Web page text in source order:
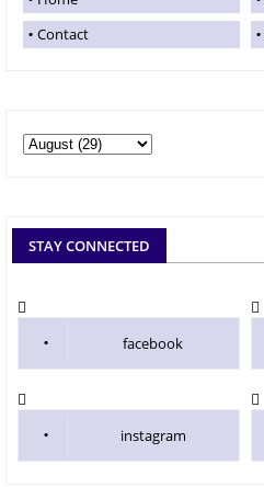
Contact
STAY CONNECTED
facebook
instagram